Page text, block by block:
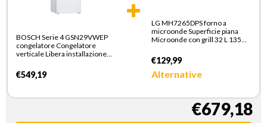
BOSCH Serie 4 GSN29VWEP
congelatore Congelatore
verticale Libera installazione
€549,19
LG MH7265DPS forno a
microonde Superficie piana
Microonde con grill 32 L 1350
€129,99
Alternative
€679,18